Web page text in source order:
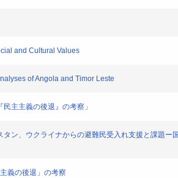
and Cultural Values
of Angola and Timor Leste
主主義の後退』の考察」
ン、ウクライナからの避難民受入れ支援と課題ー
義の後退」の考察